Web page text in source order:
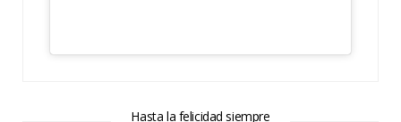
Hasta la felicidad siempre